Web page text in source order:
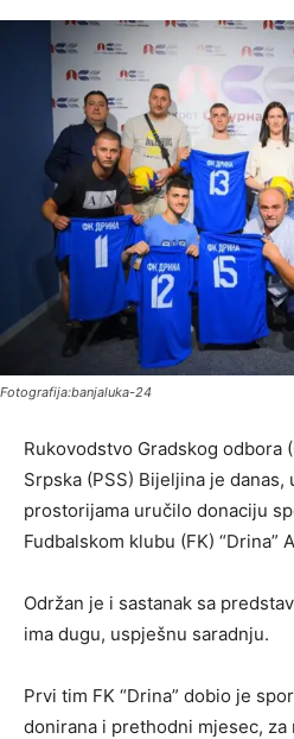
Fotografija:banjaluka-24
Rukovodstvo Gradskog odbora
Srpska (PSS) Bijeljina je
prostorijama uručilo donaciju
Fudbalskom klubu (FK) “Drina”
Održan je i sastanak sa
ima dugu, uspješnu saradnju.
Prvi tim FK “Drina” dobio je
donirana i prethodni mjesec, za